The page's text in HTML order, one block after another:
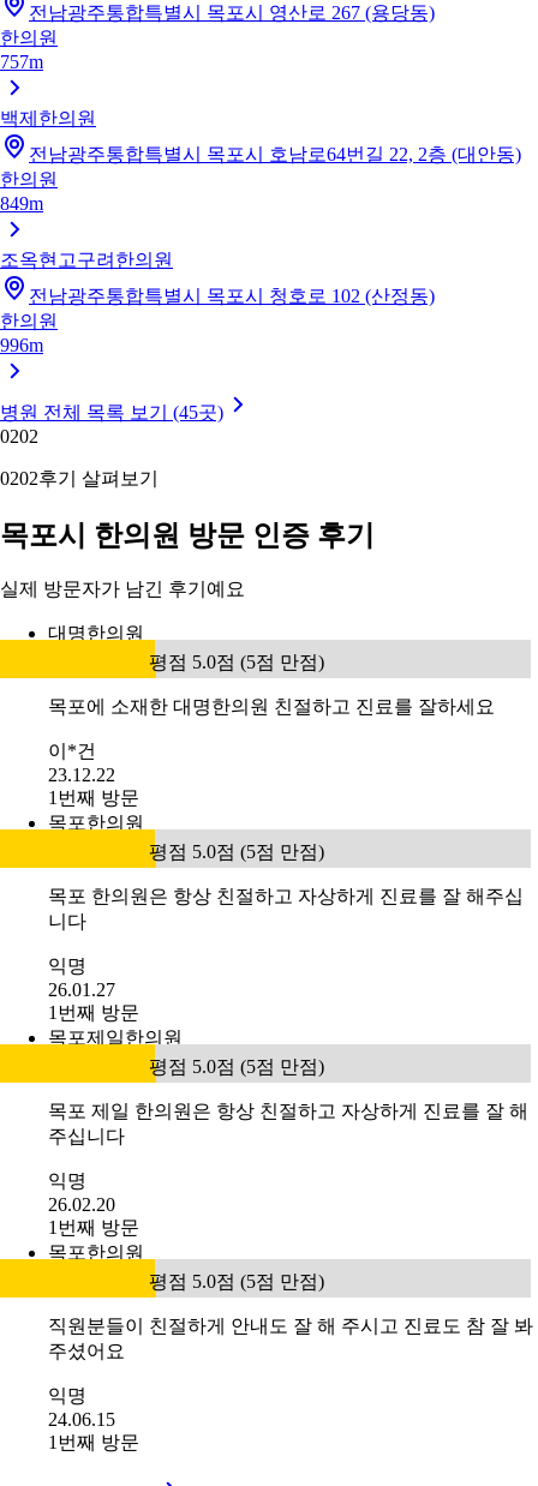
전남광주통합특별시 목포시 영산로 267 (용당동)
한의원
757m
백제한의원
전남광주통합특별시 목포시 호남로64번길 22, 2층 (대안동)
한의원
849m
조옥현고구려한의원
전남광주통합특별시 목포시 청호로 102 (산정동)
한의원
996m
병원 전체 목록 보기 (45곳)
0202
0202후기 살펴보기
목포시 한의원 방문 인증 후기
실제 방문자가 남긴 후기예요
대명한의원
평점 5.0점 (5점 만점)
목포에 소재한 대명한의원 친절하고 진료를 잘하세요
이*건
23.12.22
1번째 방문
목포한의원
평점 5.0점 (5점 만점)
목포 한의원은 항상 친절하고 자상하게 진료를 잘 해주십
니다
익명
26.01.27
1번째 방문
목포제일한의원
평점 5.0점 (5점 만점)
목포 제일 한의원은 항상 친절하고 자상하게 진료를 잘 해
주십니다
익명
26.02.20
1번째 방문
목포한의원
평점 5.0점 (5점 만점)
직원분들이 친절하게 안내도 잘 해 주시고 진료도 참 잘 봐
주셨어요
익명
24.06.15
1번째 방문